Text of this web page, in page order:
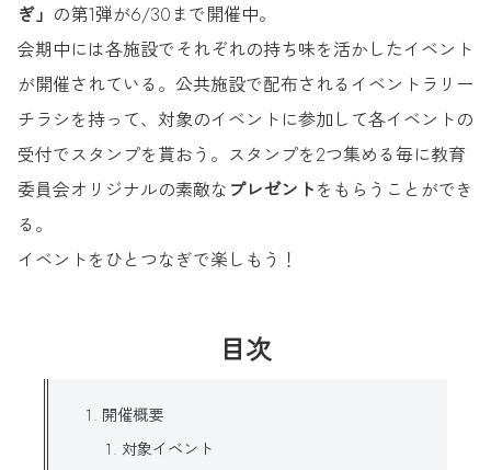
ぎ」 の第1弾が6/30まで開催中。
会期中には各施設でそれぞれの持ち味を活かしたイベント
が開催されている。公共施設で配布されるイベントラリー
チラシを持って、対象のイベントに参加して各イベントの
受付でスタンプを貰おう。スタンプを2つ集める毎に教育
委員会オリジナルの素敵な プレゼントをもらうことができ
る。
イベントをひとつなぎで楽しもう！
目次
開催概要
対象イベント